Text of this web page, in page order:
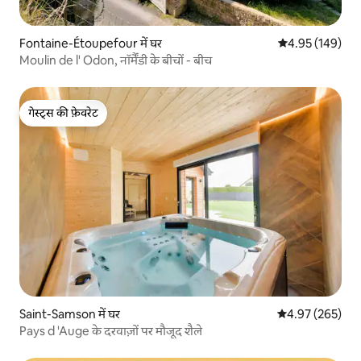
Fontaine-Étoupefour में घर औसत रेटिंग 5 में से
4.95 (149)
Moulin de l' Odon, नॉर्मैंडी के बीचों - बीच
गेस्ट्स की फ़ेवरेट
गेस्ट्स की फ़ेवरेट
Saint-Samson में घर औसत रेटिंग 5 में से
4.97 (265)
Pays d 'Auge के दरवाज़ों पर मौजूद शैले